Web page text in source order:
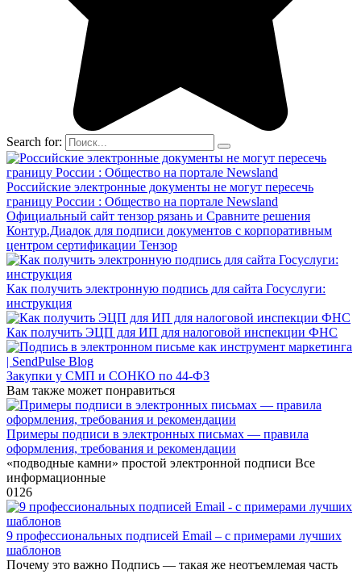
Search for:
Российские электронные документы не могут пересечь
границу России : Общество на портале Newsland
Официальный сайт тензор рязань и Сравните решения
Контур.Диадок для подписи документов с корпоративным
центром сертификации Тензор
Как получить электронную подпись для сайта Госуслуги:
инструкция
Как получить ЭЦП для ИП для налоговой инспекции ФНС
Закупки у СМП и СОНКО по 44-ФЗ
Вам также может понравиться
Примеры подписи в электронных письмах — правила
оформления, требования и рекомендации
«подводные камни» простой электронной подписи Все
информационные
0126
9 профессиональных подписей Email – с примерами лучших
шаблонов
Почему это важно Подпись — такая же неотъемлемая часть